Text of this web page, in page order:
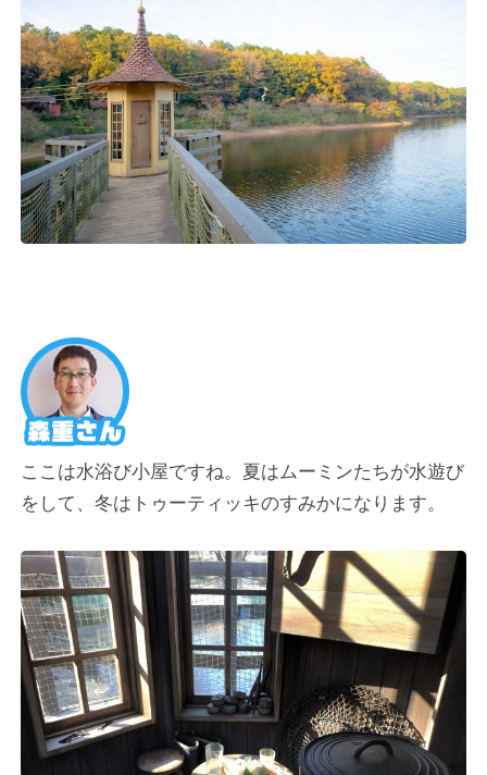
ここは水浴び小屋ですね。夏はムーミンたちが水遊び
をして、冬はトゥーティッキのすみかになります。